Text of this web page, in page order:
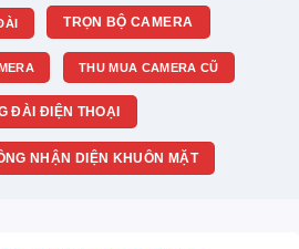
TRỌN BỘ CAMERA
THU MUA CAMERA CŨ
ĐÀI ĐIỆN THOẠI
NHẬN DIỆN KHUÔN MẶT